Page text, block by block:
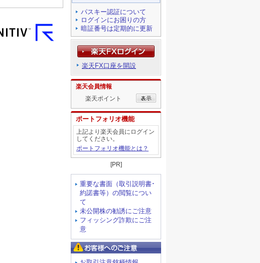
パスキー認証について
ログインにお困りの方
暗証番号は定期的に更新
楽天FX口座を開設
楽天会員情報
楽天ポイント
ポートフォリオ機能
上記より楽天会員にログイン
してください。
ポートフォリオ機能とは？
[PR]
重要な書面（取引説明書･
約諾書等）の閲覧につい
て
未公開株の勧誘にご注意
フィッシング詐欺にご注
意